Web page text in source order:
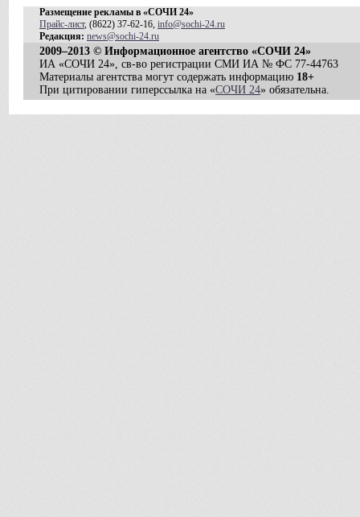
Размещение рекламы в «СОЧИ 24»
Прайс-лист, (8622) 37-62-16, info@sochi-24.ru
Редакция: news@sochi-24.ru
2009–2013 © Информационное агентство «СОЧИ 24»
ИА «СОЧИ 24», св-во регистрации СМИ ИА № ФС 77-44763
Материалы агентства могут содержать информацию 18+
При цитировании гиперссылка на «СОЧИ 24» обязательна.